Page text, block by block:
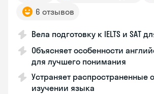
6 отзывов
Вела подготовку к IELTS и SAT
Объясняет особенности
для лучшего понимания
Устраняет распространенные
изучении языка